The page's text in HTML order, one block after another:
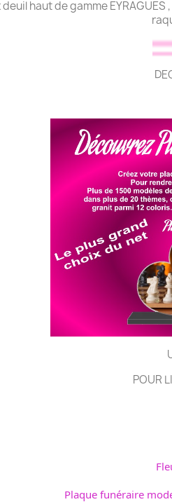
deuil haut de gamme
POUR
Plaque funéraire